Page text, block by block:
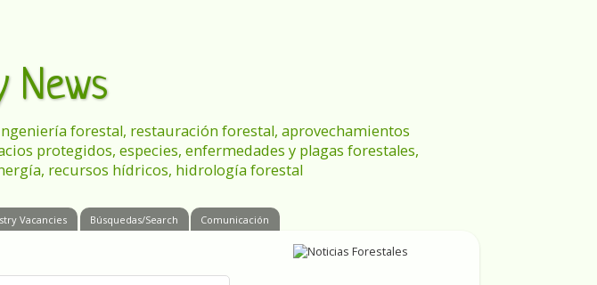
News
forestal, restauración forestal, aprovechamientos
protegidos, especies, enfermedades y plagas forestales,
recursos hídricos, hidrología forestal
Vacancies Búsquedas/Search Comunicación